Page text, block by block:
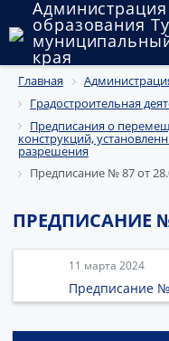
образования
края
Округ
Администрация
Муниципальные
Муниципальное
Публичные
Главная
Градостроительная
Предписания о
конструкций,
разрешения
Предписание № 87 от
ПРЕДПИСАНИЕ №
11 марта 2024
Предписание